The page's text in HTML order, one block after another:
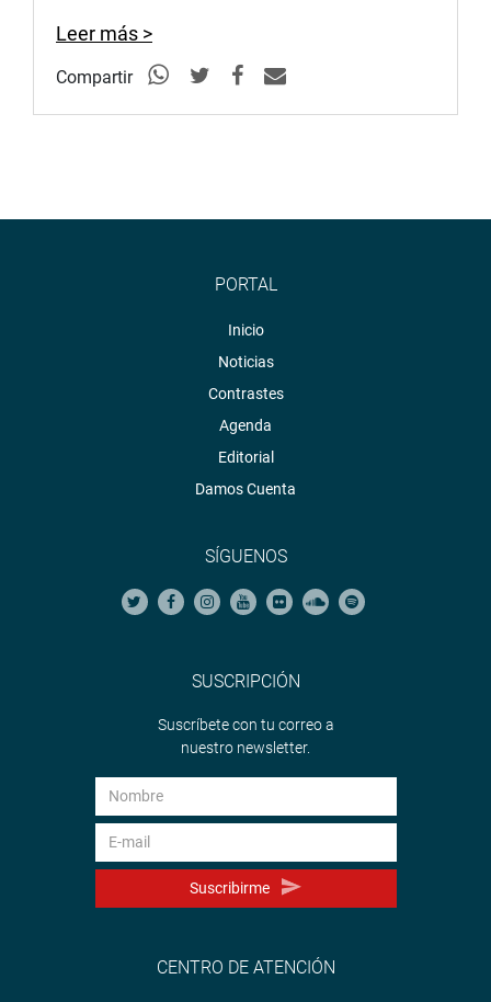
Leer más >
Compartir
PORTAL
Inicio
Noticias
Contrastes
Agenda
Editorial
Damos Cuenta
SÍGUENOS
SUSCRIPCIÓN
Suscríbete con tu correo a
nuestro newsletter.
Suscribirme
CENTRO DE ATENCIÓN